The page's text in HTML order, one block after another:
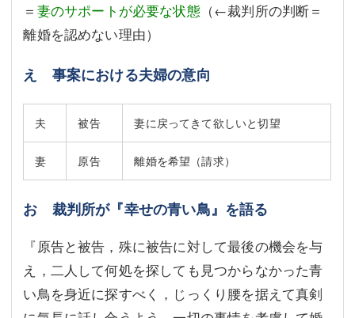
＝ 妻のサポートが必要な状態（←裁判所の判断＝
離婚を認めない理由）
え 事案における夫婦の意向
夫 被告 妻に戻ってきて欲しいと切望
妻 原告 離婚を希望（請求）
お 裁判所が『幸せの青い鳥』を語る
『原告と被告，殊に被告に対して最後の機会を与
え，二人して何処を探しても見つからなかった青
い鳥を身近に探すべく，じっくり腰を据えて真剣